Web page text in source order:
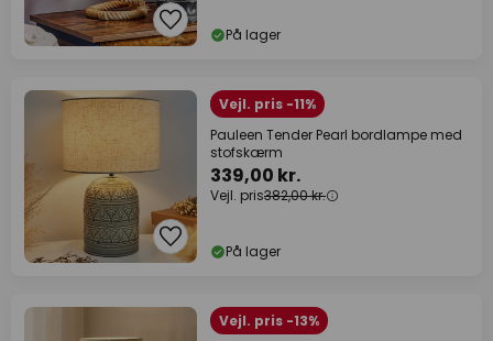
På lager
Vejl. pris -11%
Pauleen Tender Pearl bordlampe med
stofskærm
339,00 kr.
Vejl. pris382,00 kr.
På lager
Vejl. pris -13%